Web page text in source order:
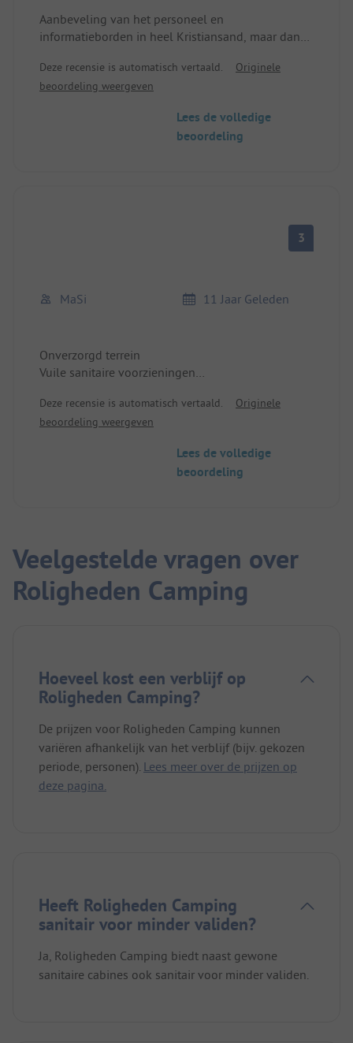
Aanbeveling van het personeel en
informatieborden in heel Kristiansand, maar dan
Deze recensie is automatisch vertaald.
Originele
beoordeling weergeven
Lees de volledige
beoordeling
3
MaSi 11 Jaar Geleden
Onverzorgd terrein
Vuile sanitaire voorzieningen
Stank van afval overal op het terrein
Deze recensie is automatisch vertaald.
Originele
beoordeling weergeven
Lees de volledige
beoordeling
Veelgestelde vragen over
Roligheden Camping
Hoeveel kost een verblijf op
Roligheden Camping?
De prijzen voor Roligheden Camping kunnen
variëren afhankelijk van het verblijf (bijv. gekozen
periode, personen). Lees meer over de prijzen op
deze pagina.
Heeft Roligheden Camping
sanitair voor minder validen?
Ja, Roligheden Camping biedt naast gewone
sanitaire cabines ook sanitair voor minder validen.